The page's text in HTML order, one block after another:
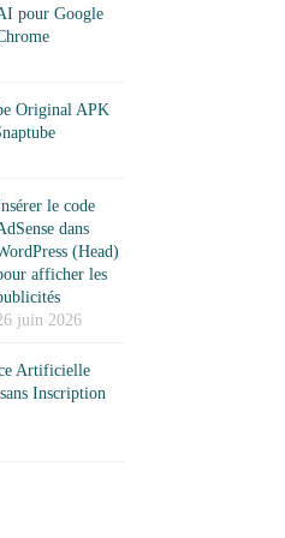
pour Google
Original APK
le code
dans
(Head)
afficher les
juin 2026
Artificielle
Inscription